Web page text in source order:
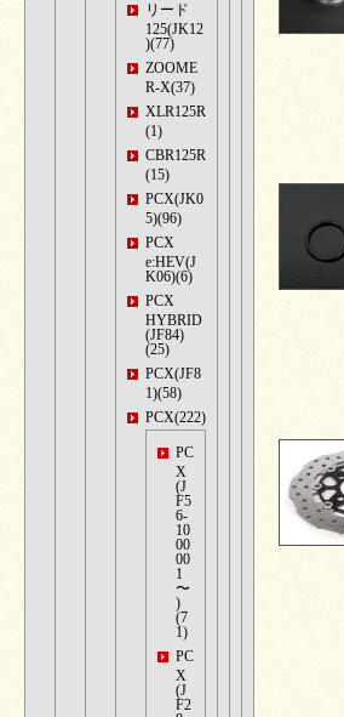
リード
125(JK12
)(77)
ZOOME
R-X(37)
XLR125R
(1)
CBR125R
(15)
PCX(JK0
5)(96)
PCX
e:HEV(J
K06)(6)
PCX
HYBRID
(JF84)
(25)
PCX(JF8
1)(58)
PCX(222)
PC
X
(J
F5
6-
10
00
00
1
〜
)
(7
1)
PC
X
(J
F2